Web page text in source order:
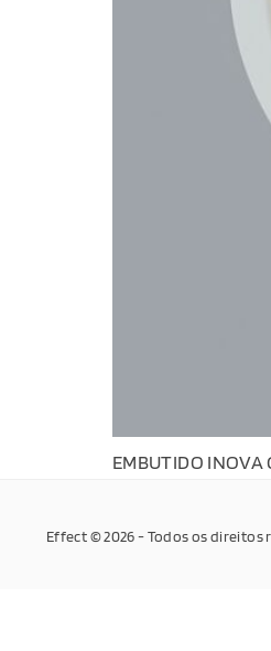
EMBUTIDO INOVA
Effect © 2026 - Todos os